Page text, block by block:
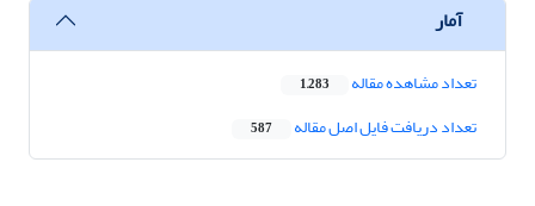
آمار
تعداد مشاهده مقاله 1,283
تعداد دریافت فایل اصل مقاله 587